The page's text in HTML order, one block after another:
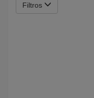
Filtros